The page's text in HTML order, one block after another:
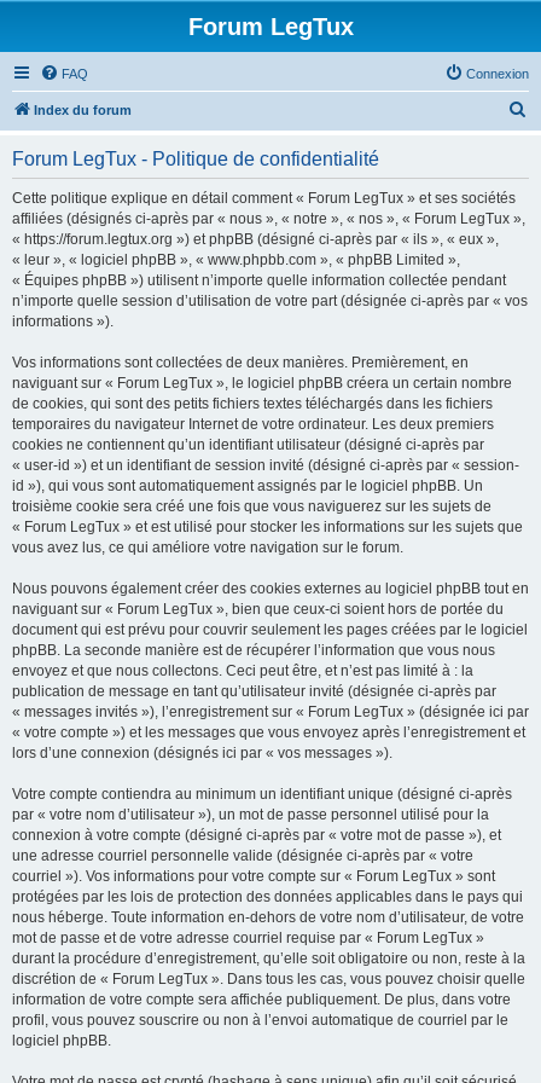
Forum LegTux
FAQ Connexion
Index du forum
Forum LegTux - Politique de confidentialité
Cette politique explique en détail comment « Forum LegTux » et ses sociétés
affiliées (désignés ci-après par « nous », « notre », « nos », « Forum LegTux »,
« https://forum.legtux.org ») et phpBB (désigné ci-après par « ils », « eux »,
« leur », « logiciel phpBB », « www.phpbb.com », « phpBB Limited »,
« Équipes phpBB ») utilisent n’importe quelle information collectée pendant
n’importe quelle session d’utilisation de votre part (désignée ci-après par « vos
informations »).
Vos informations sont collectées de deux manières. Premièrement, en
naviguant sur « Forum LegTux », le logiciel phpBB créera un certain nombre
de cookies, qui sont des petits fichiers textes téléchargés dans les fichiers
temporaires du navigateur Internet de votre ordinateur. Les deux premiers
cookies ne contiennent qu’un identifiant utilisateur (désigné ci-après par
« user-id ») et un identifiant de session invité (désigné ci-après par « session-
id »), qui vous sont automatiquement assignés par le logiciel phpBB. Un
troisième cookie sera créé une fois que vous naviguerez sur les sujets de
« Forum LegTux » et est utilisé pour stocker les informations sur les sujets que
vous avez lus, ce qui améliore votre navigation sur le forum.
Nous pouvons également créer des cookies externes au logiciel phpBB tout en
naviguant sur « Forum LegTux », bien que ceux-ci soient hors de portée du
document qui est prévu pour couvrir seulement les pages créées par le logiciel
phpBB. La seconde manière est de récupérer l’information que vous nous
envoyez et que nous collectons. Ceci peut être, et n’est pas limité à : la
publication de message en tant qu’utilisateur invité (désignée ci-après par
« messages invités »), l’enregistrement sur « Forum LegTux » (désignée ici par
« votre compte ») et les messages que vous envoyez après l’enregistrement et
lors d’une connexion (désignés ici par « vos messages »).
Votre compte contiendra au minimum un identifiant unique (désigné ci-après
par « votre nom d’utilisateur »), un mot de passe personnel utilisé pour la
connexion à votre compte (désigné ci-après par « votre mot de passe »), et
une adresse courriel personnelle valide (désignée ci-après par « votre
courriel »). Vos informations pour votre compte sur « Forum LegTux » sont
protégées par les lois de protection des données applicables dans le pays qui
nous héberge. Toute information en-dehors de votre nom d’utilisateur, de votre
mot de passe et de votre adresse courriel requise par « Forum LegTux »
durant la procédure d’enregistrement, qu’elle soit obligatoire ou non, reste à la
discrétion de « Forum LegTux ». Dans tous les cas, vous pouvez choisir quelle
information de votre compte sera affichée publiquement. De plus, dans votre
profil, vous pouvez souscrire ou non à l’envoi automatique de courriel par le
logiciel phpBB.